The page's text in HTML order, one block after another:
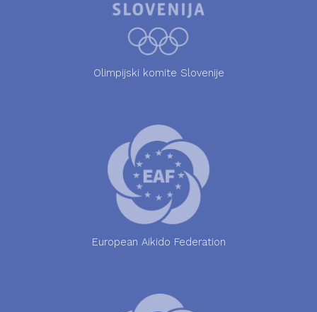
Olimpijski komite Slovenije
European Aikido Federation